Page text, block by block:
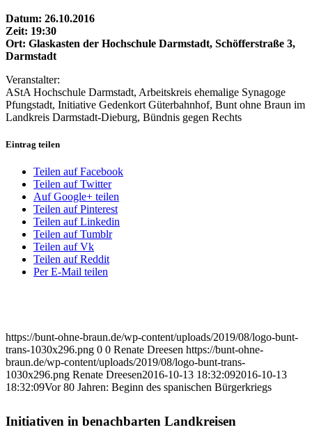
Datum: 26.10.2016
Zeit: 19:30
Ort: Glaskasten der Hochschule Darmstadt, Schöfferstraße 3,
Darmstadt
Veranstalter:
AStA Hochschule Darmstadt, Arbeitskreis ehemalige Synagoge
Pfungstadt, Initiative Gedenkort Güterbahnhof, Bunt ohne Braun im
Landkreis Darmstadt-Dieburg, Bündnis gegen Rechts
Eintrag teilen
Teilen auf Facebook
Teilen auf Twitter
Auf Google+ teilen
Teilen auf Pinterest
Teilen auf Linkedin
Teilen auf Tumblr
Teilen auf Vk
Teilen auf Reddit
Per E-Mail teilen
https://bunt-ohne-braun.de/wp-content/uploads/2019/08/logo-bunt-
trans-1030x296.png 0 0 Renate Dreesen https://bunt-ohne-
braun.de/wp-content/uploads/2019/08/logo-bunt-trans-
1030x296.png Renate Dreesen2016-10-13 18:32:092016-10-13
18:32:09Vor 80 Jahren: Beginn des spanischen Bürgerkriegs
Initiativen in benachbarten Landkreisen